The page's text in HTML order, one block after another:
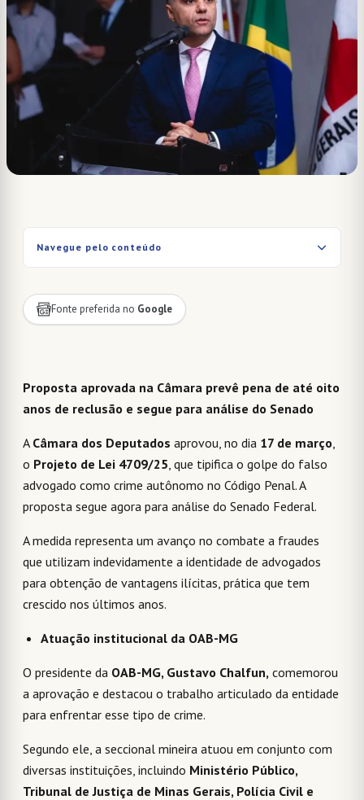
Navegue pelo conteúdo
Fonte preferida no Google
Proposta aprovada na Câmara prevê pena de até oito
anos de reclusão e segue para análise do Senado
A Câmara dos Deputados aprovou, no dia 17 de março
o Projeto de Lei 4709/25 , que tipifica o golpe do falso
advogado como crime autônomo no Código Penal. A
proposta segue agora para análise do Senado Federal.
A medida representa um avanço no combate a fraudes
que utilizam indevidamente a identidade de advogados
para obtenção de vantagens ilícitas, prática que tem
crescido nos últimos anos.
Atuação institucional da OAB-MG
O presidente da OAB-MG, Gustavo Chalfun, comemorou
a aprovação e destacou o trabalho articulado da entidade
para enfrentar esse tipo de crime.
Segundo ele, a seccional mineira atuou em conjunto com
diversas instituições, incluindo Ministério Público,
Tribunal de Justiça de Minas Gerais, Polícia Civil e